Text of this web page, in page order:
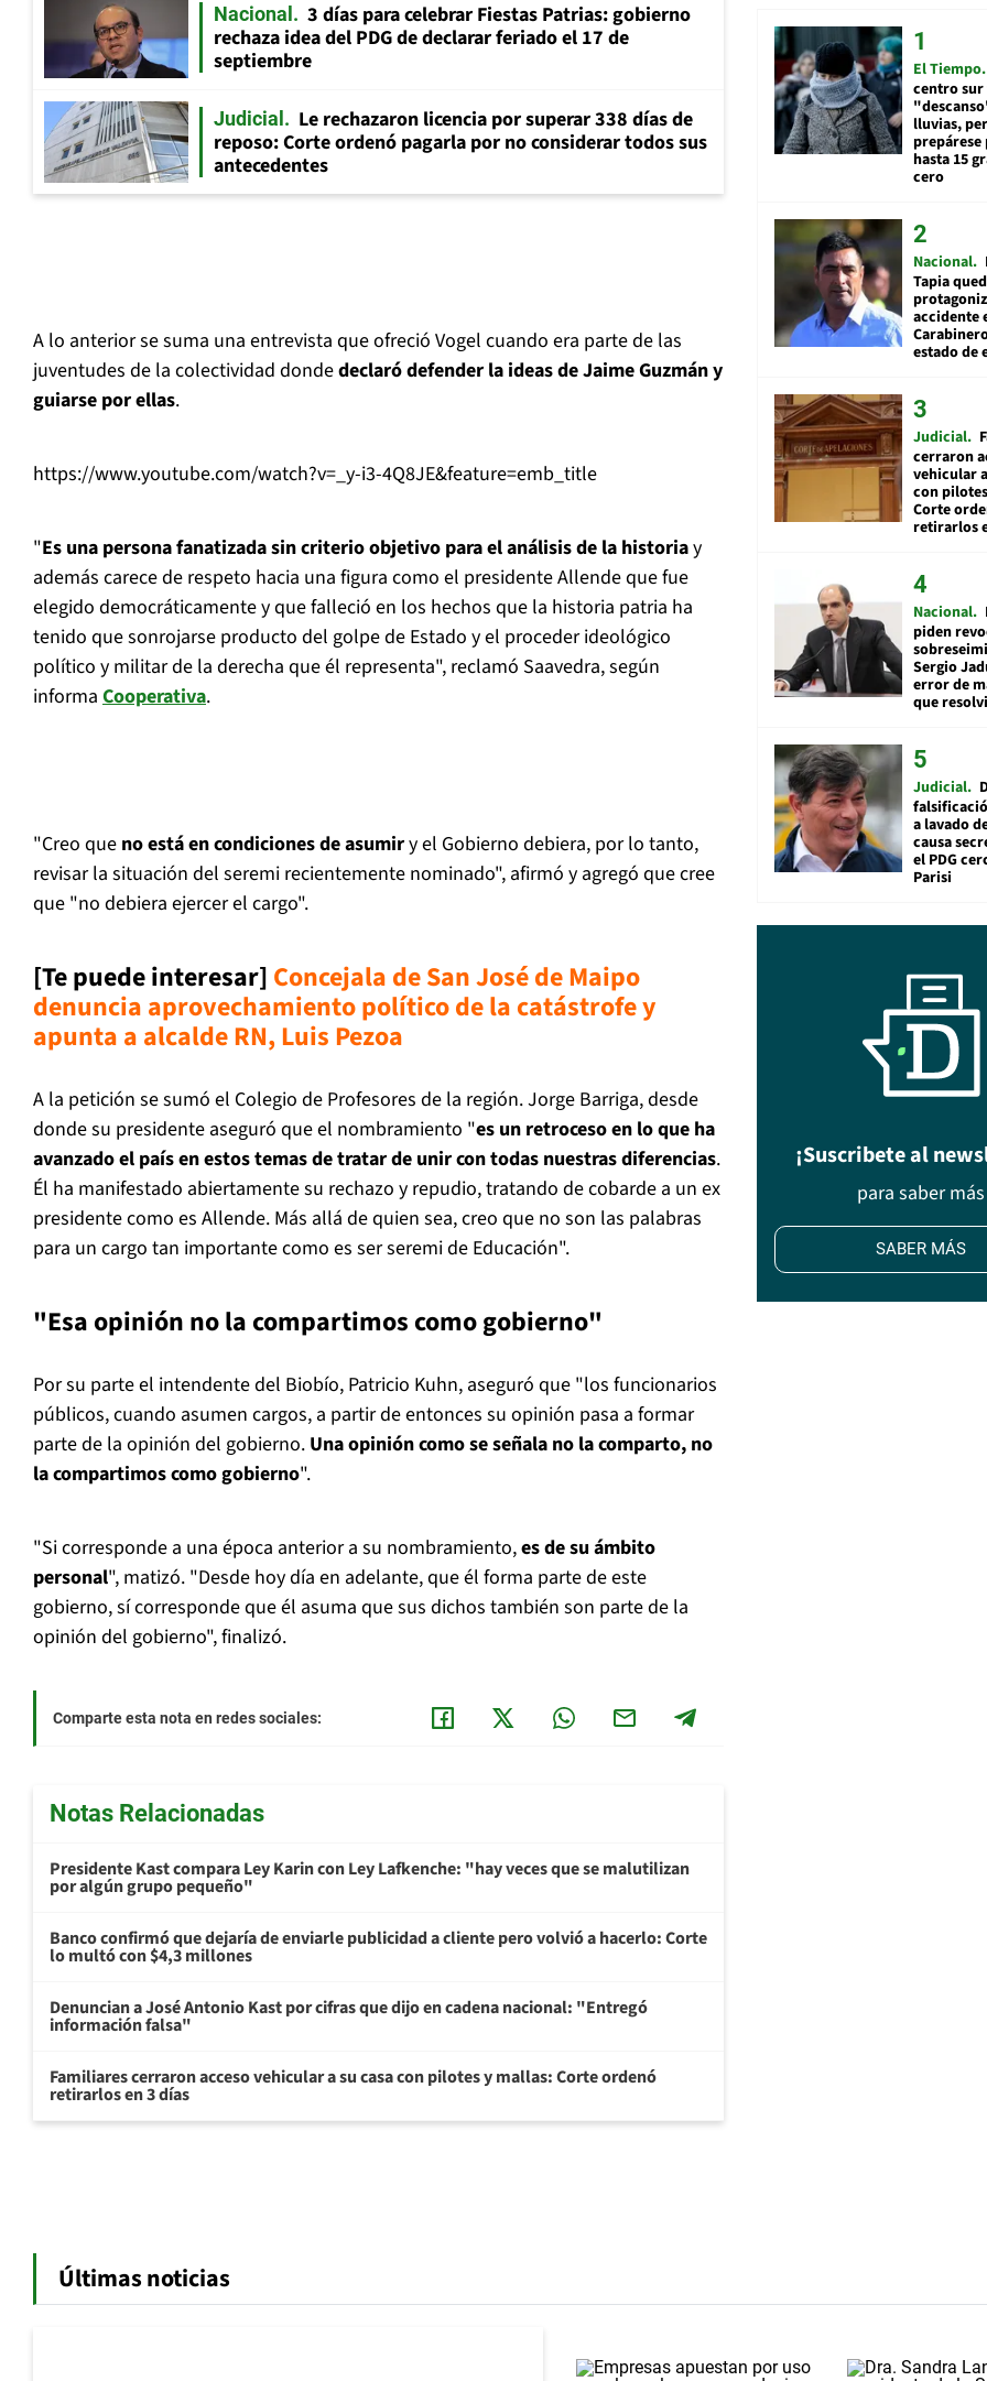
Nacional
3 días para celebrar Fiestas Patrias: gobierno
rechaza idea del PDG de declarar feriado el 17 de
septiembre
Judicial
Le rechazaron licencia por superar 338 días de
reposo: Corte ordenó pagarla por no considerar todos sus
antecedentes
A lo anterior se suma una entrevista que ofreció Vogel cuando era parte de las
juventudes de la colectividad dondedeclaró defender la ideas de Jaime Guzmán y
guiarse por ellas.
https://www.youtube.com/watch?v=_y-i3-4Q8JE&feature=emb_title
"Es una persona fanatizada sin criterio objetivo para el análisis de la historiay
además carece de respeto hacia una figura como el presidente Allende que fue
elegido democráticamente y que falleció en los hechos que la historia patria ha
tenido que sonrojarse producto del golpe de Estado y el proceder ideológico
político y militar de la derecha que él representa", reclamó Saavedra, según
informa Cooperativa.
"Creo que no está en condiciones de asumiry el Gobierno debiera, por lo tanto,
revisar la situación del seremi recientemente nominado", afirmó y agregó que cree
que "no debiera ejercer el cargo".
[Te puede interesar] Concejala de San José de Maipo
denuncia aprovechamiento político de la catástrofe y
apunta a alcalde RN, Luis Pezoa
A la petición se sumó el Colegio de Profesores de la región. Jorge Barriga, desde
donde su presidente aseguró que el nombramiento "es un retroceso en lo que ha
avanzado el país en estos temas de tratar de unir con todas nuestras diferencias.
Él ha manifestado abiertamente su rechazo y repudio, tratando de cobarde a un ex
presidente como es Allende. Más allá de quien sea, creo que no son las palabras
para un cargo tan importante como es ser seremi de Educación".
"Esa opinión no la compartimos como gobierno"
Por su parte el intendente del Biobío, Patricio Kuhn, aseguró que "los funcionarios
públicos, cuando asumen cargos, a partir de entonces su opinión pasa a formar
parte de la opinión del gobierno. Una opinión como se señala no la comparto, no
la compartimos como gobierno".
"Si corresponde a una época anterior a su nombramiento,es de su ámbito
personal", matizó. "Desde hoy día en adelante, que él forma parte de este
gobierno, sí corresponde que él asuma que sus dichos también son parte de la
opinión del gobierno", finalizó.
Comparte esta nota en redes sociales:
Notas Relacionadas
Presidente Kast compara Ley Karin con Ley Lafkenche: "hay veces que se malutilizan
por algún grupo pequeño"
Banco confirmó que dejaría de enviarle publicidad a cliente pero volvió a hacerlo: Corte
lo multó con $4,3 millones
Denuncian a José Antonio Kast por cifras que dijo en cadena nacional: "Entregó
información falsa"
Familiares cerraron acceso vehicular a su casa con pilotes y mallas: Corte ordenó
retirarlos en 3 días
El Tiempo
centro
lluvias,
hasta 15
cero
Nacional
Tapia
accidente
estado de
Judicial
cerraron
vehicular
con
Corte
retirarlos
Nacional
piden
Sergio
error de
que
Judicial
a lavado
causa
el PDG
Parisi
¡Suscribete al
para saber más
SABER MÁS
Últimas noticias